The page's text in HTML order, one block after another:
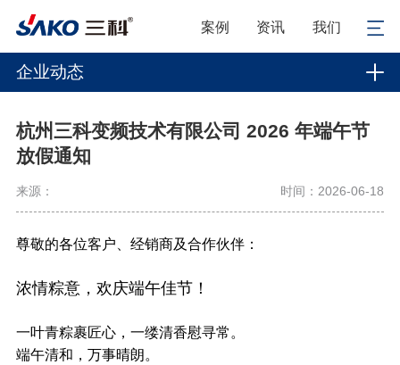
案例 资讯 我们
企业动态
杭州三科变频技术有限公司 2026 年端午节
放假通知
来源： 时间：2026-06-18
尊敬的各位客户、经销商及合作伙伴：
浓情粽意，欢庆端午佳节！
一叶青粽裹匠心，一缕清香慰寻常。
端午清和，万事晴朗。